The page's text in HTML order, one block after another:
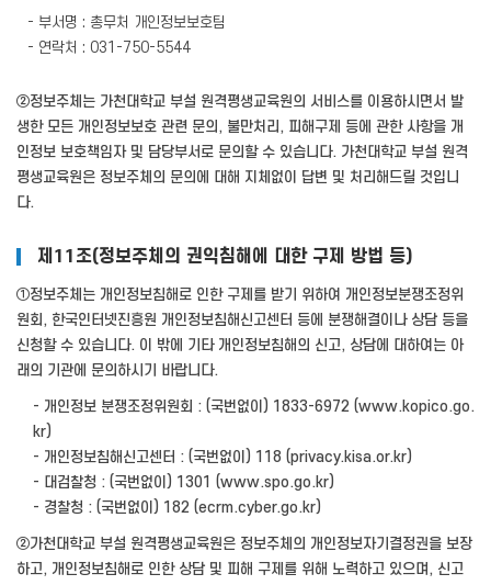
- 부서명 : 총무처 개인정보보호팀
- 연락처 : 031-750-5544
②정보주체는 가천대학교 부설 원격평생교육원의 서비스를 이용하시면서 발
생한 모든 개인정보보호 관련 문의, 불만처리, 피해구제 등에 관한 사항을 개
인정보 보호책임자 및 담당부서로 문의할 수 있습니다. 가천대학교 부설 원격
평생교육원은 정보주체의 문의에 대해 지체없이 답변 및 처리해드릴 것입니
다.
제11조(정보주체의 권익침해에 대한 구제 방법 등)
①정보주체는 개인정보침해로 인한 구제를 받기 위하여 개인정보분쟁조정위
원회, 한국인터넷진흥원 개인정보침해신고센터 등에 분쟁해결이나 상담 등을
신청할 수 있습니다. 이 밖에 기타 개인정보침해의 신고, 상담에 대하여는 아
래의 기관에 문의하시기 바랍니다.
- 개인정보 분쟁조정위원회 : (국번없이) 1833-6972 (www.kopico.go.
kr)
- 개인정보침해신고센터 : (국번없이) 118 (privacy.kisa.or.kr)
- 대검찰청 : (국번없이) 1301 (www.spo.go.kr)
- 경찰청 : (국번없이) 182 (ecrm.cyber.go.kr)
②가천대학교 부설 원격평생교육원은 정보주체의 개인정보자기결정권을 보장
하고, 개인정보침해로 인한 상담 및 피해 구제를 위해 노력하고 있으며, 신고